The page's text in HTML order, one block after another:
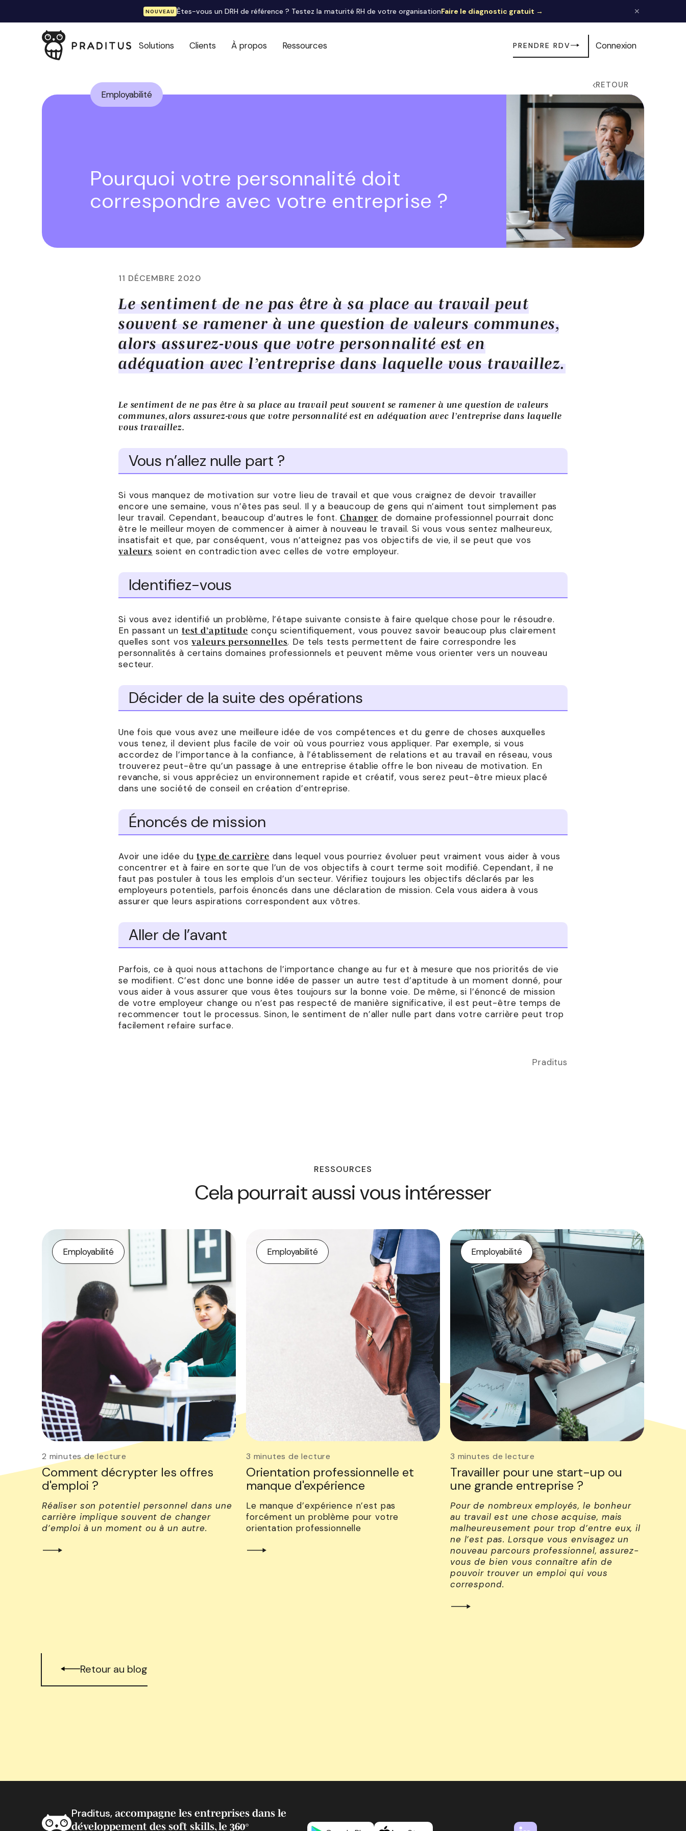
NOUVEAU Êtes-vous un DRH de référence ? Testez la maturité RH de votre organisationFaire le diagnostic gratuit → ✕
Solutions Clients À propos Ressources PRENDRE RDV Connexion
Pourquoi votre personnalité doit
correspondre avec votre entreprise ?
Employabilité
RETOUR
11 DÉCEMBRE 2020
Le sentiment de ne pas être à sa place au travail peut
souvent se ramener à une question de valeurs communes,
alors assurez-vous que votre personnalité est en
adéquation avec l’entreprise dans laquelle vous travaillez.
Le sentiment de ne pas être à sa place au travail peut souvent se ramener à une question de valeurs
communes, alors assurez-vous que votre personnalité est en adéquation avec l’entreprise dans laquelle
vous travaillez.
Vous n’allez nulle part ?
Si vous manquez de motivation sur votre lieu de travail et que vous craignez de devoir travailler
encore une semaine, vous n’êtes pas seul. Il y a beaucoup de gens qui n’aiment tout simplement pas
leur travail. Cependant, beaucoup d’autres le font.Changer de domaine professionnel pourrait donc
être le meilleur moyen de commencer à aimer à nouveau le travail. Si vous vous sentez malheureux,
insatisfait et que, par conséquent, vous n’atteignez pas vos objectifs de vie, il se peut que vos
valeurs soient en contradiction avec celles de votre employeur.
Identifiez-vous
Si vous avez identifié un problème, l’étape suivante consiste à faire quelque chose pour le résoudre.
En passant un test d’aptitude conçu scientifiquement, vous pouvez savoir beaucoup plus clairement
quelles sont vosvaleurs personnelles. De tels tests permettent de faire correspondre les
personnalités à certains domaines professionnels et peuvent même vous orienter vers un nouveau
secteur.
Décider de la suite des opérations
Une fois que vous avez une meilleure idée de vos compétences et du genre de choses auxquelles
vous tenez, il devient plus facile de voir où vous pourriez vous appliquer. Par exemple, si vous
accordez de l’importance à la confiance, à l’établissement de relations et au travail en réseau, vous
trouverez peut-être qu’un passage à une entreprise établie offre le bon niveau de motivation. En
revanche, si vous appréciez un environnement rapide et créatif, vous serez peut-être mieux placé
dans une société de conseil en création d’entreprise.
Énoncés de mission
Avoir une idée dutype de carrière dans lequel vous pourriez évoluer peut vraiment vous aider à vous
concentrer et à faire en sorte que l’un de vos objectifs à court terme soit modifié. Cependant, il ne
faut pas postuler à tous les emplois d’un secteur. Vérifiez toujours les objectifs déclarés par les
employeurs potentiels, parfois énoncés dans une déclaration de mission. Cela vous aidera à vous
assurer que leurs aspirations correspondent aux vôtres.
Aller de l’avant
Parfois, ce à quoi nous attachons de l’importance change au fur et à mesure que nos priorités de vie
se modifient. C’est donc une bonne idée de passer un autre test d’aptitude à un moment donné, pour
vous aider à vous assurer que vous êtes toujours sur la bonne voie. De même, si l’énoncé de mission
de votre employeur change ou n’est pas respecté de manière significative, il est peut-être temps de
recommencer tout le processus. Sinon, le sentiment de n’aller nulle part dans votre carrière peut trop
facilement refaire surface.
Praditus
RESSOURCES
Cela pourrait aussi vous intéresser
Employabilité
2 minutes de lecture
Comment décrypter les offres
d'emploi ?
Réaliser son potentiel personnel dans une
carrière implique souvent de changer
d’emploi à un moment ou à un autre.
Employabilité
3 minutes de lecture
Orientation professionnelle et
manque d'expérience
Le manque d’expérience n’est pas
forcément un problème pour votre
orientation professionnelle
Employabilité
3 minutes de lecture
Travailler pour une start-up ou
une grande entreprise ?
Pour de nombreux employés, le bonheur
au travail est une chose acquise, mais
malheureusement pour trop d’entre eux, il
ne l’est pas. Lorsque vous envisagez un
nouveau parcours professionnel, assurez-
vous de bien vous connaître afin de
pouvoir trouver un emploi qui vous
correspond.
Retour au blog
Praditus, accompagne les entreprises dans le
développement des soft skills, le 360°